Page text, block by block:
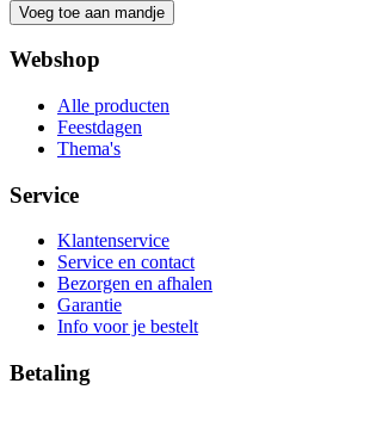
Webshop
Alle producten
Feestdagen
Thema's
Service
Klantenservice
Service en contact
Bezorgen en afhalen
Garantie
Info voor je bestelt
Betaling